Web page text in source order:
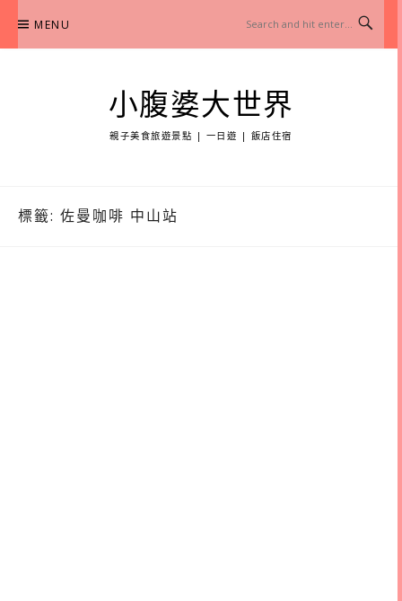
content
MENU
小腹婆大世界
親子美食旅遊景點 | 一日遊 | 飯店住宿
標籤: 佐曼咖啡 中山站